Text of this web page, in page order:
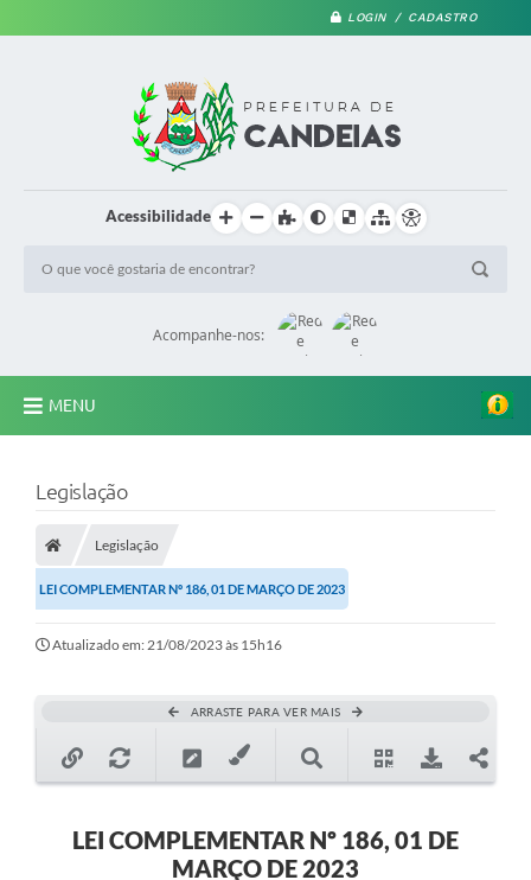
LOGIN / CADASTRO
Acessibilidade
Acompanhe-nos:
MENU
A Prefeitura
Diário Oficial
TRANSPARÊNCIA
Contato
Iluminação Pública
Conselhos Municipais
Legislação
Legislação
LEI COMPLEMENTAR Nº 186, 01 DE MARÇO DE 2023
Atualizado em: 21/08/2023 às 15h16
ARRASTE PARA VER MAIS
LEI COMPLEMENTAR Nº 186, 01 DE
MARÇO DE 2023